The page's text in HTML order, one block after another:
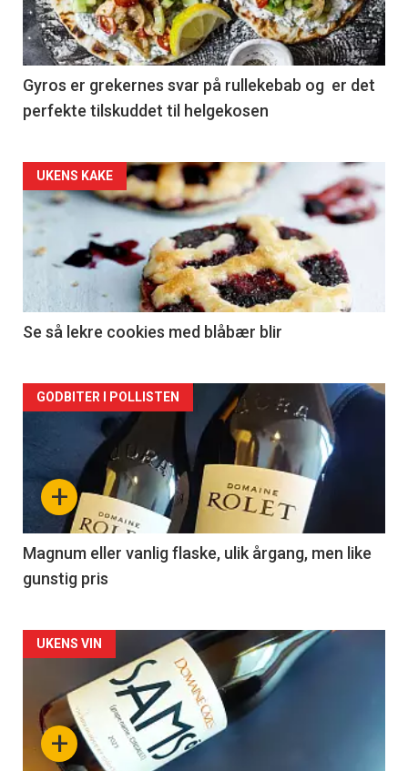
Gyros er grekernes svar på rullekebab og er det
perfekte tilskuddet til helgekosen
Forsiden
akkurat
nå
2
UKENS KAKE
Se så lekre cookies med blåbær blir
Forsiden
akkurat
nå
3
+
GODBITER I POLLISTEN
Magnum eller vanlig flaske, ulik årgang, men like
gunstig pris
Forsiden
akkurat
nå+
UKENS VIN